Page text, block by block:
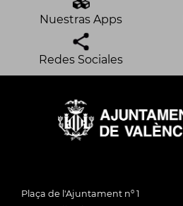
Nuestras Apps
Redes Sociales
Plaça de l'Ajuntament nº 1